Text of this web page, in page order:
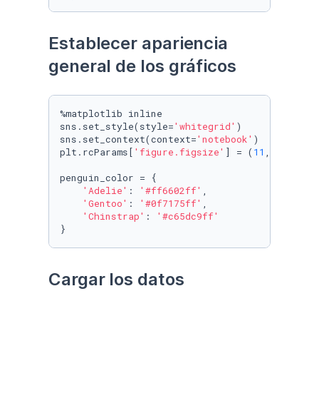
Establecer apariencia
general de los gráficos
%matplotlib inline
sns.set_style(style='whitegrid' )
sns.set_context(context='notebook' )
plt.rcParams[ 'figure.figsize' ] = ( 11 ,
penguin_color = {
'Adelie' : '#ff6602ff' ,
'Gentoo' : '#0f7175ff' ,
'Chinstrap' :
'#c65dc9ff'
}
Cargar los datos